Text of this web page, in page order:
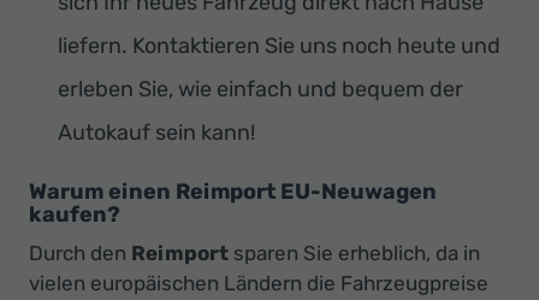
liefern. Kontaktieren Sie uns noch heute und
erleben Sie, wie einfach und bequem der
Autokauf sein kann!
Warum einen Reimport EU-Neuwagen
kaufen?
Durch den Reimport sparen Sie erheblich, da in
vielen europäischen Ländern die Fahrzeugpreise